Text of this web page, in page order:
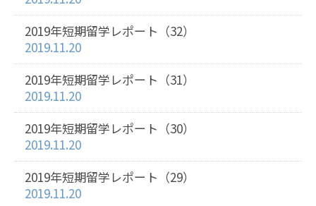
2019年短期留学レポート（32）
2019.11.20
2019年短期留学レポート（31）
2019.11.20
2019年短期留学レポート（30）
2019.11.20
2019年短期留学レポート（29）
2019.11.20